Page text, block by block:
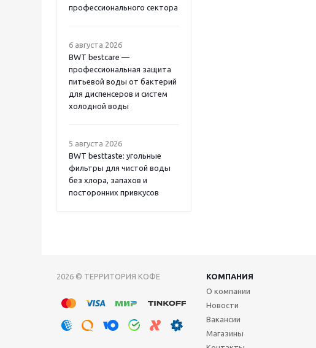
профессионального сектора
6 августа 2026
BWT bestcare —
профессиональная защита
питьевой воды от бактерий
для диспенсеров и систем
холодной воды
5 августа 2026
BWT besttaste: угольные
фильтры для чистой воды
без хлора, запахов и
посторонних привкусов
2026 © ТЕРРИТОРИЯ КОФЕ КОМПАНИЯ
О компании
Новости
Вакансии
Магазины